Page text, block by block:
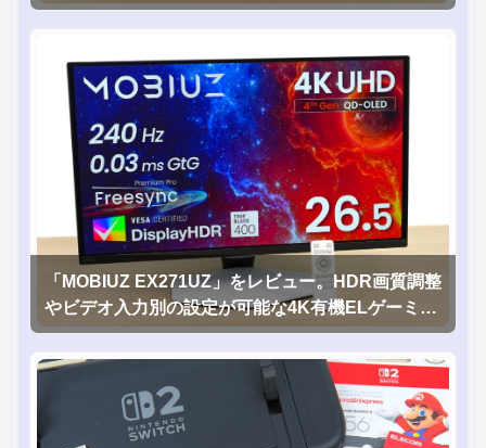
「MOBIUZ EX271UZ」をレビュー。HDR画質調整
やビデオ入力別の設定が可能な4K有機ELゲーミン
グモニタを徹底検証